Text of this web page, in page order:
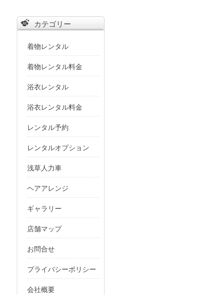
カテゴリー
着物レンタル
着物レンタル料金
浴衣レンタル
浴衣レンタル料金
レンタル予約
レンタルオプション
浅草人力車
ヘアアレンジ
ギャラリー
店舗マップ
お問合せ
プライバシーポリシー
会社概要